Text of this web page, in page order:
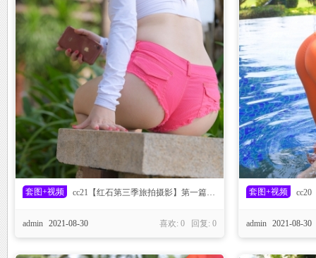
套图+视频 cc21【红石第三季旅拍摄影】第一篇：热裤
喜欢: 0 回复: 0
admin 2021-08-30
套图+视频 cc20【
admin 2021-08-30